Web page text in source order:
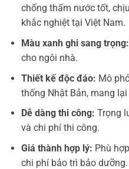
chống thấm nước tốt,
khắc nghiệt tại Việt Nam.
Màu xanh ghi sang trọng:
cho ngôi nhà.
Thiết kế độc đáo: Mô
thống Nhật Bản, mang
Dễ dàng thi công: Trọng
và chi phí thi công.
Giá thành hợp lý: Phù
chi phí bảo trì bảo